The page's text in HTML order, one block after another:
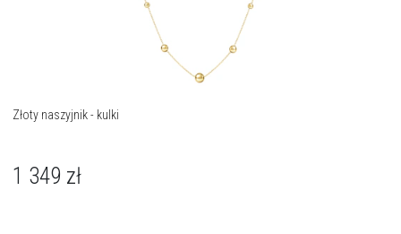
Złoty naszyjnik - kulki
1 349 zł